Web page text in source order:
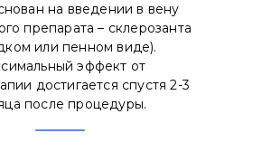
на введении в вену
препарата – склерозанта
или пенном виде).
эффект от
достигается спустя 2-3
после процедуры.